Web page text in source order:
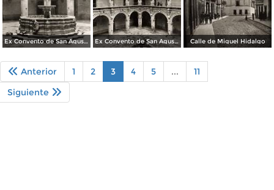
Ex Convento de San Agustín Ex Convento de San Agustín Calle de Miguel Hidalgo
Anterior 1 2 3 4 5 ...
11
Siguiente